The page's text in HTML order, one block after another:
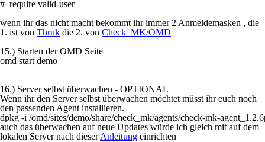
wenn ihr das nicht macht bekommt ihr immer 2 Anmeldemasken , die
1. ist von Thruk die 2. von Check_MK/OMD
15.) Starten der OMD Seite
omd start demo
16.) Server selbst überwachen - OPTIONAL
Wenn ihr den Server selbst überwachen möchtet müsst ihr euch noch
den passenden Agent installieren.
dpkg -i /omd/sites/demo/share/check_mk/agents/check-mk-
auch das überwachen auf neue Updates würde ich gleich mit auf dem
lokalen Server nach dieserAnleitung einrichten